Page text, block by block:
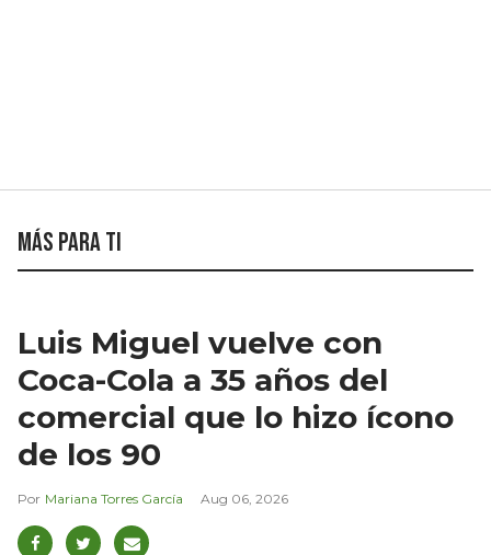
Más para ti
Luis Miguel vuelve con
Coca-Cola a 35 años del
comercial que lo hizo ícono
de los 90
Mariana Torres García Aug 06, 2026